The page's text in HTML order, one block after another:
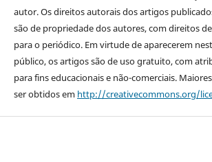
autor. Os direitos autorais dos artigos
são de propriedade dos autores, com direitos
para o periódico. Em virtude de aparecerem
público, os artigos são de uso gratuito, com
para fins educacionais e não-comerciais.
ser obtidos em http://creativecommons.org/